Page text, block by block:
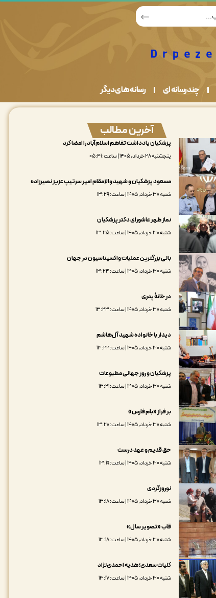
چندرسانه ای رسانه های دیگر
آخرین مطالب
پزشکیان یادداشت تفاهم اسلام‌آباد را امضا کرد
پنجشنبه ۲۸ خرداد, ۱۴۰۵ | ساعت: ۰۵:۴۱
مسعود پزشکیان و شهید والامقام امیر سرتیپ عزیز نصیرزاده
شنبه ۳۰ خرداد, ۱۴۰۵ | ساعت: ۱۳:۲۹
نماز ظهر عاشورای دکتر پزشکیان
شنبه ۳۰ خرداد, ۱۴۰۵ | ساعت: ۱۳:۲۵
بانی بزرگترین عملیات واکسیناسیون در جهان
شنبه ۳۰ خرداد, ۱۴۰۵ | ساعت: ۱۳:۲۴
در خانۀ پدری
شنبه ۳۰ خرداد, ۱۴۰۵ | ساعت: ۱۳:۲۳
دیدار با خانواده شهید آل‌هاشم
شنبه ۳۰ خرداد, ۱۴۰۵ | ساعت: ۱۳:۲۲
پزشکیان و روز جهانی مطبوعات
شنبه ۳۰ خرداد, ۱۴۰۵ | ساعت: ۱۳:۲۱
بر فراز «بام فارس»
شنبه ۳۰ خرداد, ۱۴۰۵ | ساعت: ۱۳:۲۰
حق قدیم و عهد درست
شنبه ۳۰ خرداد, ۱۴۰۵ | ساعت: ۱۳:۱۹
نوروزگردی
شنبه ۳۰ خرداد, ۱۴۰۵ | ساعت: ۱۳:۱۸
قاب «تصویر سال»
شنبه ۳۰ خرداد, ۱۴۰۵ | ساعت: ۱۳:۱۸
کلیات سعدی؛ هدیه احمدی‌نژاد
شنبه ۳۰ خرداد, ۱۴۰۵ | ساعت: ۱۳:۱۷